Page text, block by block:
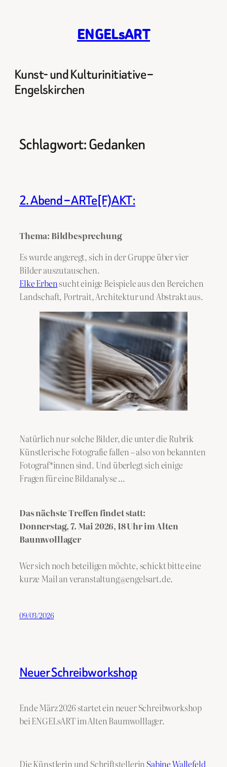
ENGELsART
Kunst- und Kulturinitiative –
Engelskirchen
Schlagwort:Gedanken
2. Abend – ARTe[F)AKT:
Thema: Bildbesprechung
Es wurde angeregt, sich in der Gruppe über vier
Bilder auszutauschen.
Elke Erbensucht einige Beispiele aus den Bereichen
Landschaft, Portrait, Architektur und Abstrakt aus.
Natürlich nur solche Bilder, die unter die Rubrik
Künstlerische Fotografie fallen – also von bekannten
Fotograf*innen sind. Und überlegt sich einige
Fragen für eine Bildanalyse …
Das nächste Treffen findet statt:
Donnerstag, 7. Mai 2026, 18 Uhr im Alten
Baumwolllager
Wer sich noch beteiligen möchte, schickt bitte eine
kurze Mail an veranstaltung@engelsart.de.
09/03/2026
Neuer Schreibworkshop
Ende März 2026 startet ein neuer Schreibworkshop
bei ENGELsART im Alten Baumwolllager.
Die Künstlerin und Schriftstellerin Sabine Wallefeld